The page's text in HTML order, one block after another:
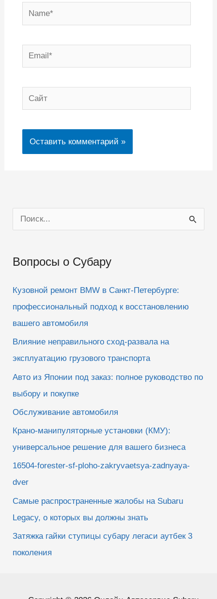
Name*
Email*
Сайт
о
с
Вопросы о Субару
Кузовной ремонт BMW в Санкт-Петербурге:
профессиональный подход к восстановлению
вашего автомобиля
Влияние неправильного сход-развала на
эксплуатацию грузового транспорта
Авто из Японии под заказ: полное руководство по
выбору и покупке
Обслуживание автомобиля
Крано-манипуляторные установки (КМУ):
универсальное решение для вашего бизнеса
16504-forester-sf-ploho-zakryvaetsya-zadnyaya-
dver
Самые распространенные жалобы на Subaru
Legacy, о которых вы должны знать
Затяжка гайки ступицы субару легаси аутбек 3
поколения